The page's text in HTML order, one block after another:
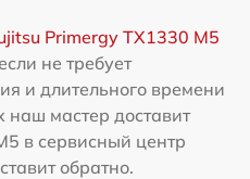
Primergy TX1330 M5
не требует
и длительного времени
наш мастер доставит
в сервисный центр
обратно.